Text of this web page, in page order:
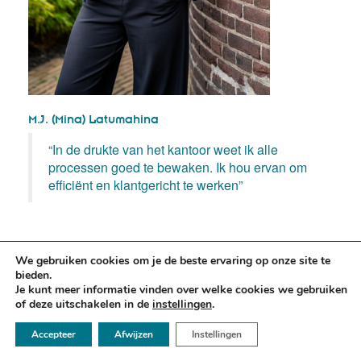
M.J. (Mina) Latumahina
“In de drukte van het kantoor weet ik alle
processen goed te bewaken. Ik hou ervan om
efficiënt en klantgericht te werken”
✉ info@argusadvocaten.nl
We gebruiken cookies om je de beste ervaring op onze site te
bieden.
Je kunt meer informatie vinden over welke cookies we gebruiken
of deze uitschakelen in de instellingen.
Accepteer Afwijzen Instellingen